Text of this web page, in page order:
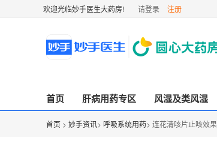
欢迎光临妙手医生大药房! 请登录 注册
首页 肝病用药专区 风湿及类风湿
首页 > 妙手资讯> 呼吸系统用药> 连花清咳片止咳效